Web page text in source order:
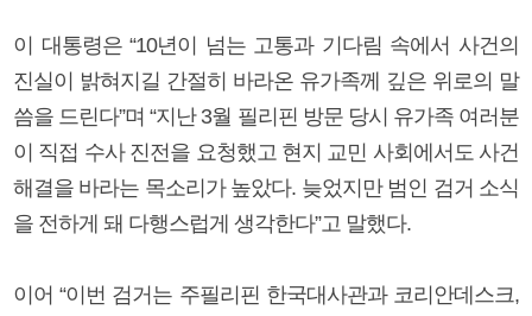
이 대통령은 “10년이 넘는 고통과 기다림 속에서 사건의
진실이 밝혀지길 간절히 바라온 유가족께 깊은 위로의 말
씀을 드린다”며 “지난 3월 필리핀 방문 당시 유가족 여러분
이 직접 수사 진전을 요청했고 현지 교민 사회에서도 사건
해결을 바라는 목소리가 높았다. 늦었지만 범인 검거 소식
을 전하게 돼 다행스럽게 생각한다”고 말했다.
이어 “이번 검거는 주필리핀 한국대사관과 코리안데스크,